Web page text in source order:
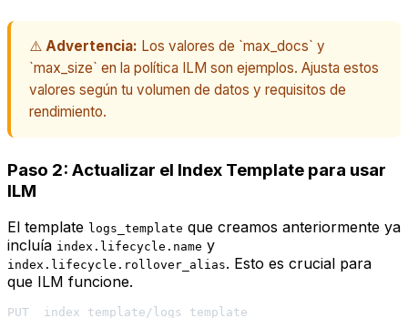
⚠️ Advertencia: Los valores de `max_docs` y
`max_size` en la política ILM son ejemplos. Ajusta estos
valores según tu volumen de datos y requisitos de
rendimiento.
Paso 2: Actualizar el Index Template para usar
ILM
El template logs_template que creamos anteriormente ya
incluía index.lifecycle.name y
index.lifecycle.rollover_alias. Esto es crucial para
que ILM funcione.